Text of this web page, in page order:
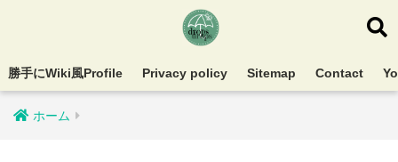
勝手にWiki風Profile Privacy policy Sitemap Contact
ホーム